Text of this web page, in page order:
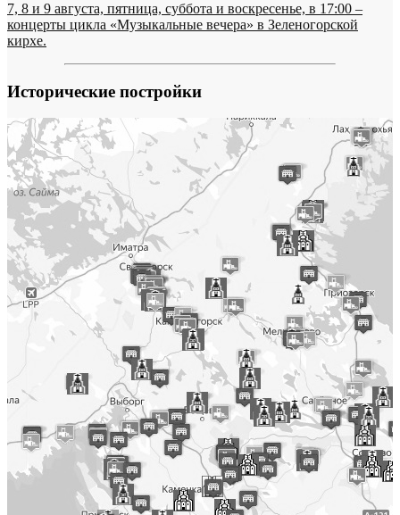
7, 8 и 9 августа, пятница, суббота и воскресенье, в 17:00 –
концерты цикла «Музыкальные вечера» в Зеленогорской
кирхе.
Исторические постройки